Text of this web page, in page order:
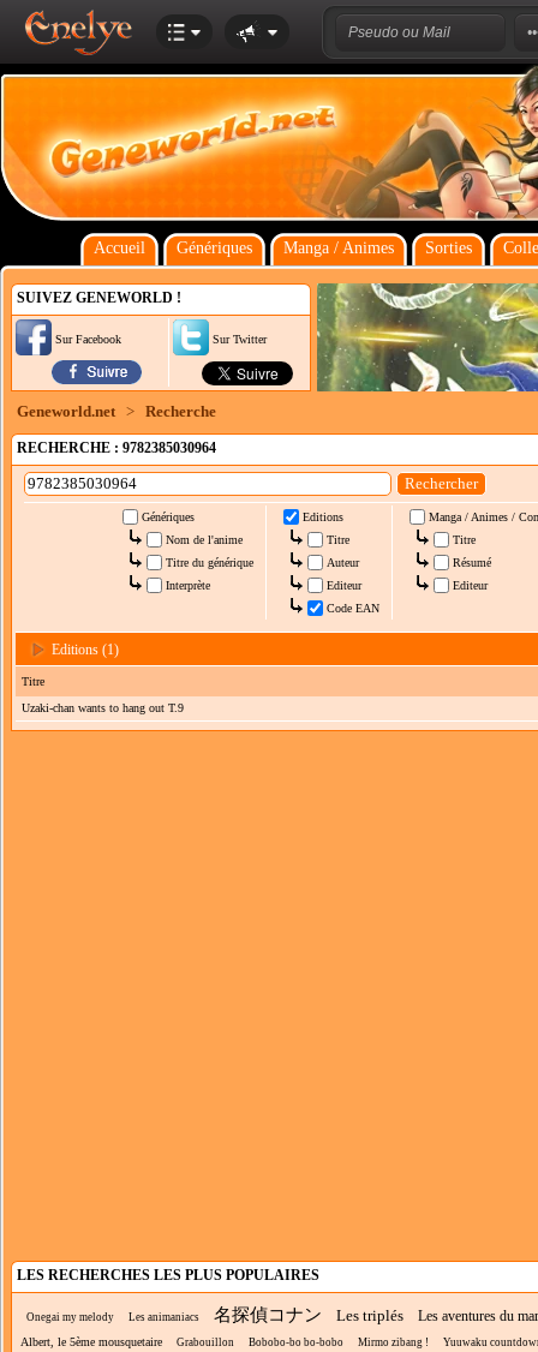
Accueil Génériques Manga / Animes Sorties
SUIVEZ GENEWORLD !
Sur Facebook Sur Twitter
Geneworld.net > Recherche
RECHERCHE : 9782385030964
Génériques
Nom de l'anime
Titre du générique
Interprète
Editions
Titre
Auteur
Editeur
Code EAN
Manga / Animes /
Titre
Résumé
Editeur
Editions (1)
Titre
Uzaki-chan wants to hang out T.9
LES RECHERCHES LES PLUS POPULAIRES
Onegai my melody Les animaniacs 名探偵コナン Les triplés Les aventures du
Albert, le 5ème mousquetaire Grabouillon Bobobo-bo bo-bobo Mirmo zibang !
Yuuwaku